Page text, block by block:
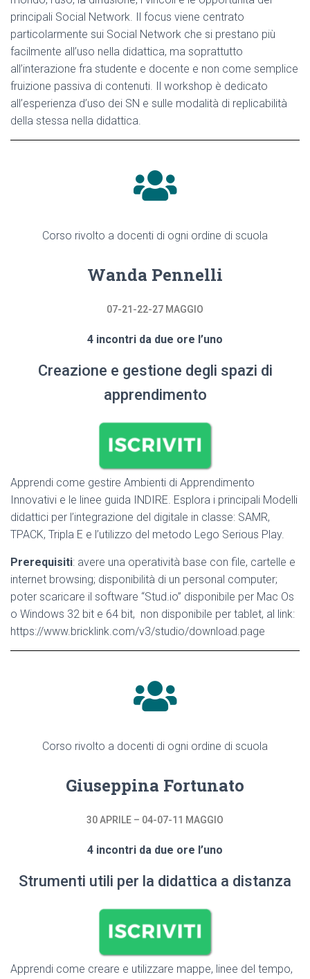
principali Social Network. Il focus viene centrato
particolarmente sui Social Network che si prestano più
facilmente all’uso nella didattica, ma soprattutto
all’interazione fra studente e docente e non come semplice
fruizione passiva di contenuti. Il workshop è dedicato
all’esperienza d’uso dei SN e sulle modalità di replicabilità
della stessa nella didattica.
Corso rivolto a docenti di ogni ordine di scuola
Wanda Pennelli
07-21-22-27 MAGGIO
4 incontri da due ore l’uno
Creazione e gestione degli spazi di
apprendimento
Apprendi come gestire Ambienti di Apprendimento
Innovativi e le linee guida INDIRE. Esplora i principali Modelli
didattici per l’integrazione del digitale in classe: SAMR,
TPACK, Tripla E e l’utilizzo del metodo Lego Serious Play.
Prerequisiti: avere una operatività base con file, cartelle e
internet browsing; disponibilità di un personal computer;
poter scaricare il software “Stud.io” disponibile per Mac Os
o Windows 32 bit e 64 bit, non disponibile per tablet, al link:
https://www.bricklink.com/v3/studio/download.page
Corso rivolto a docenti di ogni ordine di scuola
Giuseppina Fortunato
30 APRILE – 04-07-11 MAGGIO
4 incontri da due ore l’uno
Strumenti utili per la didattica a distanza
Apprendi come creare e utilizzare mappe, linee del tempo,